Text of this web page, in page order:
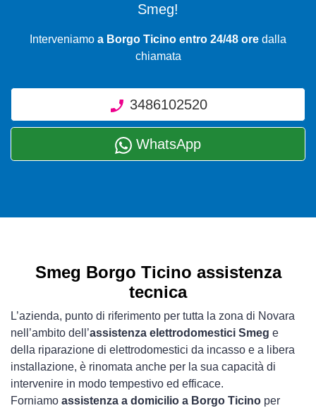
Smeg!
Interveniamo a Borgo Ticino entro 24/48 ore dalla
chiamata
3486102520
WhatsApp
Smeg Borgo Ticino assistenza
tecnica
L’azienda, punto di riferimento per tutta la zona di Novara
nell’ambito dell’assistenza elettrodomestici Smeg e
della riparazione di elettrodomestici da incasso e a libera
installazione, è rinomata anche per la sua capacità di
intervenire in modo tempestivo ed efficace.
Forniamo assistenza a domicilio a Borgo Ticino per